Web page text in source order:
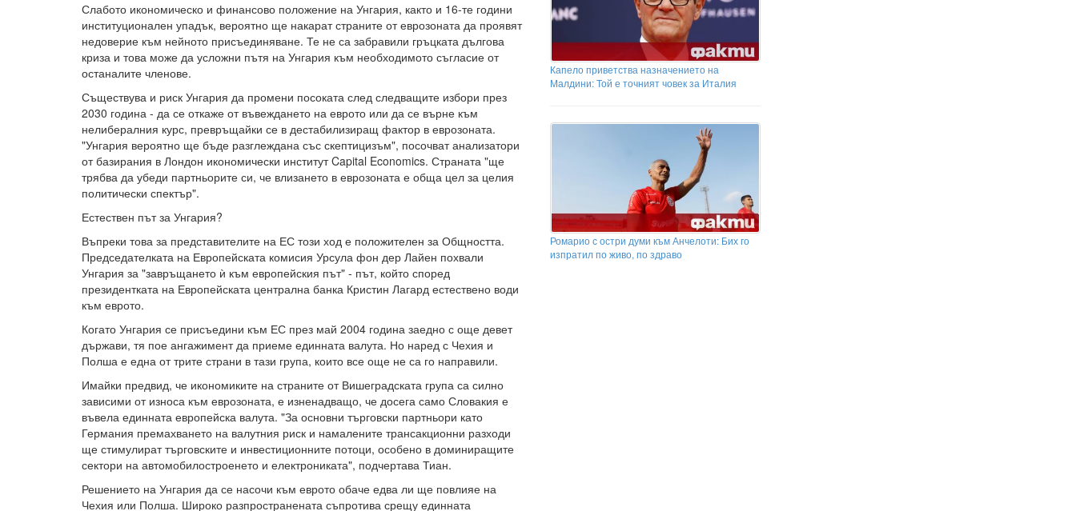
Слабото икономическо и финансово положение на Унгария, както и 16-те години
институционален упадък, вероятно ще накарат страните от еврозоната да проявят
недоверие към нейното присъединяване. Те не са забравили гръцката дългова
криза и това може да усложни пътя на Унгария към необходимото съгласие от
останалите членове.
Съществува и риск Унгария да промени посоката след следващите избори през
2030 година - да се откаже от въвеждането на еврото или да се върне към
нелибералния курс, превръщайки се в дестабилизиращ фактор в еврозоната.
"Унгария вероятно ще бъде разглеждана със скептицизъм", посочват анализатори
от базирания в Лондон икономически институт Capital Economics. Страната "ще
трябва да убеди партньорите си, че влизането в еврозоната е обща цел за целия
политически спектър".
Естествен път за Унгария?
Въпреки това за представителите на ЕС този ход е положителен за Общността.
Председателката на Европейската комисия Урсула фон дер Лайен похвали
Унгария за "завръщането ѝ към европейския път" - път, който според
президентката на Европейската централна банка Кристин Лагард естествено води
към еврото.
Когато Унгария се присъедини към ЕС през май 2004 година заедно с още девет
държави, тя пое ангажимент да приеме единната валута. Но наред с Чехия и
Полша е една от трите страни в тази група, които все още не са го направили.
Имайки предвид, че икономиките на страните от Вишеградската група са силно
зависими от износа към еврозоната, е изненадващо, че досега само Словакия е
въвела единната европейска валута. "За основни търговски партньори като
Германия премахването на валутния риск и намалените трансакционни разходи
ще стимулират търговските и инвестиционните потоци, особено в доминиращите
сектори на автомобилостроенето и електрониката", подчертава Тиан.
Решението на Унгария да се насочи към еврото обаче едва ли ще повлияе на
Чехия или Полша. Широко разпространената съпротива срещу единната
Капело приветства назначението на
Малдини: Той е точният човек за Италия
Ромарио с остри думи към Анчелоти: Бих го
изпратил по живо, по здраво